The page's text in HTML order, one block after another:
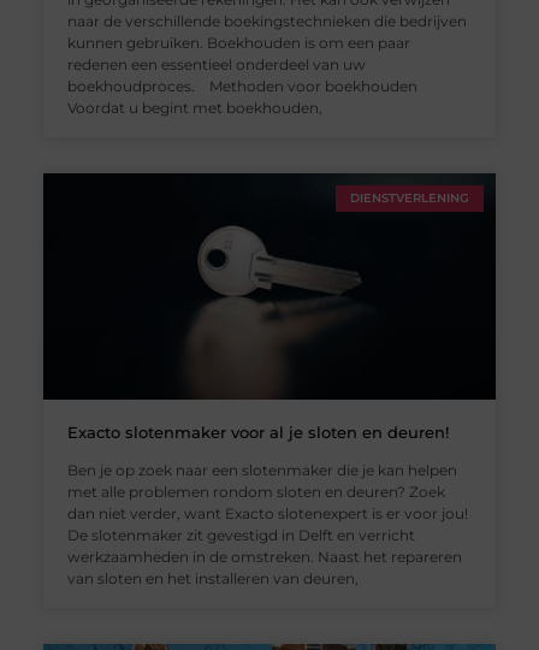
naar de verschillende boekingstechnieken die bedrijven
kunnen gebruiken. Boekhouden is om een paar
redenen een essentieel onderdeel van uw
boekhoudproces. Methoden voor boekhouden
Voordat u begint met boekhouden,
DIENSTVERLENING
Exacto slotenmaker voor al je sloten en deuren!
Ben je op zoek naar een slotenmaker die je kan helpen
met alle problemen rondom sloten en deuren? Zoek
dan niet verder, want Exacto slotenexpert is er voor jou!
De slotenmaker zit gevestigd in Delft en verricht
werkzaamheden in de omstreken. Naast het repareren
van sloten en het installeren van deuren,